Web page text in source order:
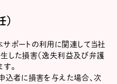
ポートの利用に関連して当社
した損害（逸失利益及び弁護
。
込者に損害を与えた場合、次